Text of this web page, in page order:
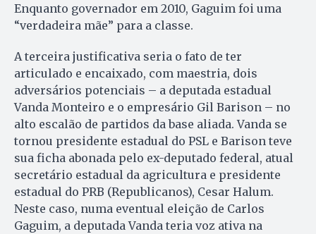
Enquanto governador em 2010, Gaguim foi uma
“verdadeira mãe” para a classe.
A terceira justificativa seria o fato de ter
articulado e encaixado, com maestria, dois
adversários potenciais – a deputada estadual
Vanda Monteiro e o empresário Gil Barison – no
alto escalão de partidos da base aliada. Vanda se
tornou presidente estadual do PSL e Barison teve
sua ficha abonada pelo ex-deputado federal, atual
secretário estadual da agricultura e presidente
estadual do PRB (Republicanos), Cesar Halum.
Neste caso, numa eventual eleição de Carlos
Gaguim, a deputada Vanda teria voz ativa na